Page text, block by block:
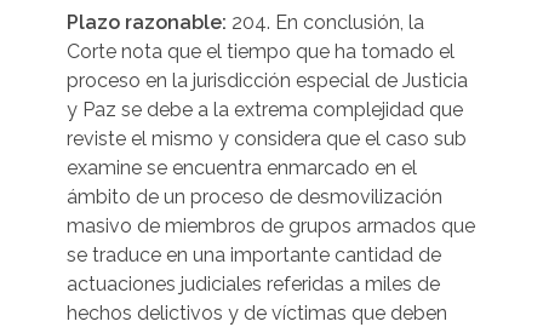
Plazo razonable: 204. En conclusión, la
Corte nota que el tiempo que ha tomado el
proceso en la jurisdicción especial de Justicia
y Paz se debe a la extrema complejidad que
reviste el mismo y considera que el caso sub
examine se encuentra enmarcado en el
ámbito de un proceso de desmovilización
masivo de miembros de grupos armados que
se traduce en una importante cantidad de
actuaciones judiciales referidas a miles de
hechos delictivos y de víctimas que deben